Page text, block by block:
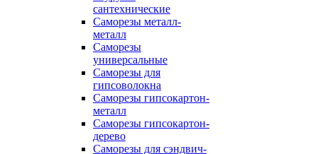
сантехнические
Саморезы металл-
металл
Саморезы
универсальные
Саморезы для
гипсоволокна
Саморезы гипсокартон-
металл
Саморезы гипсокартон-
дерево
Саморезы для сэндвич-